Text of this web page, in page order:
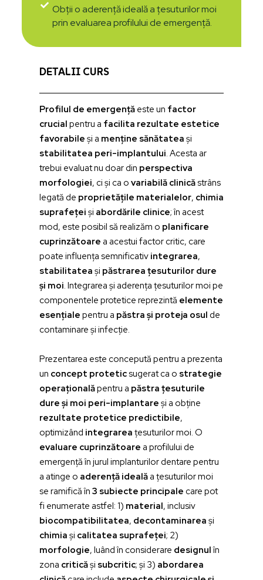
Obții o aderență ideală a țesuturilor moi
prin evaluarea profilului de emergență.
DETALII CURS
Profilul de emergențăeste un factor
crucial pentru a facilita rezultate estetice
favorabile și a menține sănătatea și
stabilitatea peri-implantului. Acesta ar
trebui evaluat nu doar din perspectiva
morfologiei, ci și ca o variabilă clinicăstrâns
legată de proprietățile materialelor, chimia
suprafeței și abordările clinice; în acest
mod, este posibil să realizăm o planificare
cuprinzătoare a acestui factor critic, care
poate influența semnificativ integrarea,
stabilitatea și păstrarea țesuturilor dure
și moi. Integrarea și aderența țesuturilor moi pe
componentele protetice reprezintă elemente
esențiale pentru a păstra și proteja osul de
contaminare și infecție.
Prezentarea este concepută pentru a prezenta
un concept proteticsugerat ca o strategie
operaționalăpentru a păstra țesuturile
dure și moi peri-implantare și a obține
rezultate protetice predictibile,
optimizând integrarea țesuturilor moi. O
evaluare cuprinzătoare a profilului de
emergență în jurul implanturilor dentare pentru
a atinge o aderență idealăa țesuturilor moi
se ramifică în 3 subiecte principale care pot
fi enumerate astfel: 1) material, inclusiv
biocompatibilitatea, decontaminarea și
chimia și calitatea suprafeței; 2)
morfologie, luând în considerare designulîn
zona criticăși subcritic; și 3) abordarea